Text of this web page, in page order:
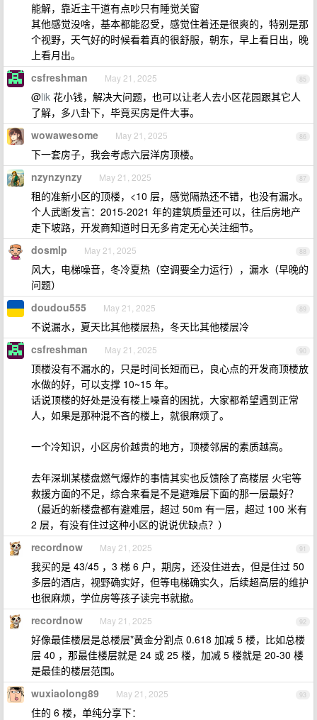
能解，靠近主干道有点吵只有睡觉关窗
其他感觉没啥，基本都能忍受，感觉住着还是很爽的，特别是那
个视野，天气好的时候看着真的很舒服，朝东，早上看日出，晚
上看月出。
85
csfreshman May 21, 2025
@lik 花小钱，解决大问题，也可以让老人去小区花园跟其它人
了解，多八卦下，毕竟买房是件大事。
86
wowawesome May 21, 2025
下一套房子，我会考虑六层洋房顶楼。
87
nzynzynzy May 21, 2025
租的准新小区的顶楼，<10 层，感觉隔热还不错，也没有漏水。
个人武断发言：2015-2021 年的建筑质量还可以，往后房地产
走下坡路，开发商知道时日无多肯定无心关注细节。
88
dosmlp May 21, 2025
风大，电梯噪音，冬冷夏热（空调要全力运行），漏水（早晚的
问题）
89
doudou555 May 21, 2025
不说漏水，夏天比其他楼层热，冬天比其他楼层冷
90
csfreshman May 21, 2025
顶楼没有不漏水的，只是时间长短而已，良心点的开发商顶楼放
水做的好，可以支撑 10~15 年。
话说顶楼的好处是没有楼上噪音的困扰，大家都希望遇到正常
人，如果是那种混不吝的楼上，就很麻烦了。
一个冷知识，小区房价越贵的地方，顶楼邻居的素质越高。
去年深圳某楼盘燃气爆炸的事情其实也反馈除了高楼层 火宅等
救援方面的不足，综合来看是不是避难层下面的那一层最好？
（最近的新楼盘都有避难层，超过 50m 有一层，超过 100 米有
2 层，有没有住过这种小区的说说优缺点？）
91
recordnow May 21, 2025
我买的是 43/45 ，3 梯 6 户，期房，还没住进去，但是住过 50
多层的酒店，视野确实好，但等电梯确实久，后续超高层的维护
也很麻烦，学位房等孩子读完书就撤。
92
recordnow May 21, 2025
好像最佳楼层是总楼层*黄金分割点 0.618 加减 5 楼，比如总楼
层 40 ，那最佳楼层就是 24 或 25 楼，加减 5 楼就是 20-30 楼
是最佳的楼层范围。
93
wuxiaolong89 May 21, 2025
住的 6 楼，单纯分享下：